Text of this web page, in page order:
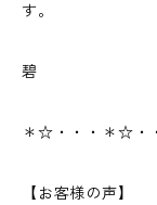
す。
碧
＊☆・・・＊☆・
【お客様の声】